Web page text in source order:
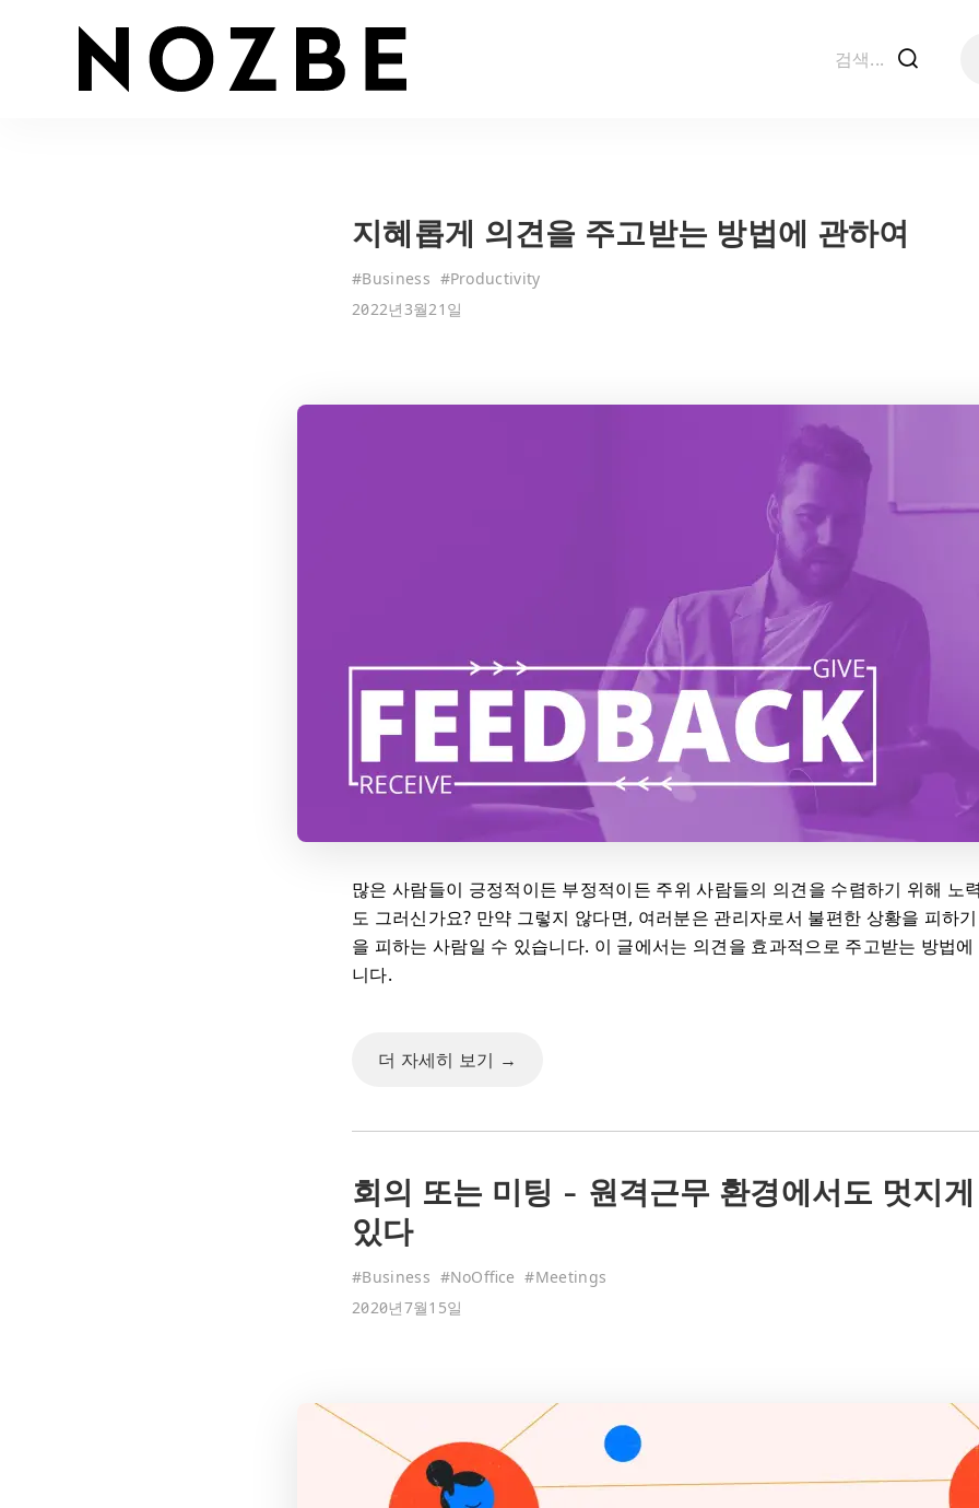
f
지혜롭게 의견을 주고받는 방법에 관하여
#Business #Productivity
2022년3월21일
많은 사람들이 긍정적이든 부정적이든 주위 사람들의 의견을 수렴하기 위해 노
도 그러신가요? 만약 그렇지 않다면, 여러분은 관리자로서 불편한 상황을 피하
을 피하는 사람일 수 있습니다. 이 글에서는 의견을 효과적으로 주고받는 방법
니다.
더 자세히 보기 →
회의 또는 미팅 - 원격근무 환경에서도 멋지
있다
#Business #NoOffice #Meetings
2020년7월15일